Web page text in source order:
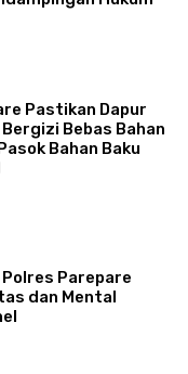
Pastikan Dapur
Bebas Bahan
Bahan Baku
Parepare
dan Mental